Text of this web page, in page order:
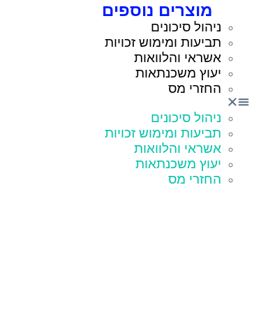
מוצרים נוספים
ניהול סיכונים
תביעות ומימוש זכויות
אשראי והלוואות
יעוץ משכנתאות
החזרי מס
ניהול סיכונים
תביעות ומימוש זכויות
אשראי והלוואות
יעוץ משכנתאות
החזרי מס